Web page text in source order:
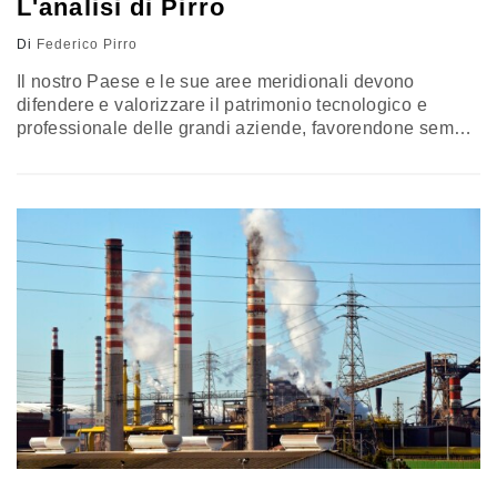
L'analisi di Pirro
Di Federico Pirro
Il nostro Paese e le sue aree meridionali devono
difendere e valorizzare il patrimonio tecnologico e
professionale delle grandi aziende, favorendone sempre